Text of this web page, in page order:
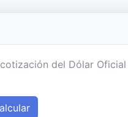
del Dólar